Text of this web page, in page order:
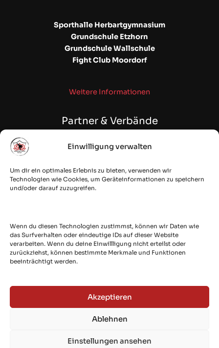
Einwilligung verwalten
Um dir ein optimales Erlebnis zu bieten, verwenden wir
Technologien wie Cookies, um Geräteinformationen zu speichern
und/oder darauf zuzugreifen.
Wenn du diesen Technologien zustimmst, können wir Daten wie
das Surfverhalten oder eindeutige IDs auf dieser Website
verarbeiten. Wenn du deine Einwillligung nicht erteilst oder
zurückziehst, können bestimmte Merkmale und Funktionen
beeinträchtigt werden.
Akzeptieren
Ablehnen
Einstellungen ansehen
Sporthalle Herbartgymnasium
Grundschule Etzhorn
Grundschule Wallschule
Fight Club Moordorf
Weitere Informationen
Partner & Verbände
WAKO NDS | NSKBV e.V.
Budostoff Online Shop
quesec: IT Security & Cloud
with ❤️ in Oldenburg